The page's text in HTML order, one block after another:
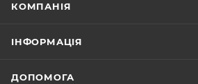
КОМПАНІЯ
ІНФОРМАЦІЯ
ДОПОМОГА